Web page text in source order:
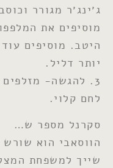
ג׳ינג׳ר מגורר
מוסיפים את
היטב. מוסיפים
יותר דליל.
3. להגשה-
לחם קלוי.
סקרנל מספר ש…
הווסאבי הוא
שייך למשפחת